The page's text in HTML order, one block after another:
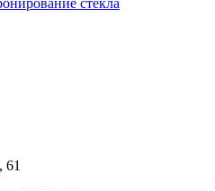
стекла
61